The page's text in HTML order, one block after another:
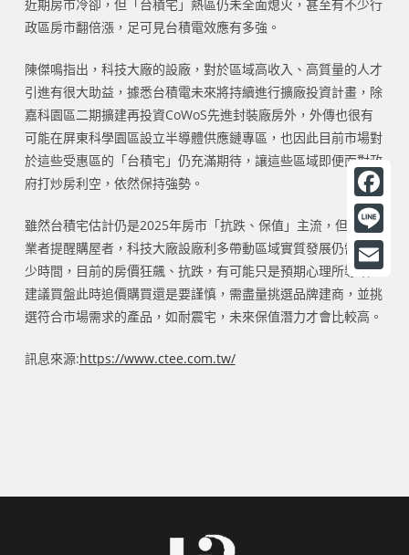
近期房市冷卻，但「台積宅」熱區仍未全面熄火，甚至有不少行
政區房市翻倍漲，足可見台積電效應有多強。
陳傑鳴指出，科技大廠的設廠，對於區域高收入、高質量的人才
引進有很大助益，據悉台積電未來將持續進行擴廠投資計畫，除
嘉科園區二期擴建再投資CoWoS先進封裝廠房外，外傳也很有
可能在屏東科學園區設立半導體供應鏈專區，也因此目前市場對
於這些受惠區的「台積宅」仍充滿期待，讓這些區域即便面對政
府打炒房利空，依然保持強勢。
雖然台積宅估計仍是2025年房市「抗跌、保值」主流，但房仲
業者提醒購屋者，科技大廠設廠利多帶動區域實質發展仍需要不
少時間，目前的房價狂飆、抗跌，有可能只是預期心理所導致，
建議買盤此時追價購買還是要謹慎，需盡量挑選品牌建商，並挑
選符合市場需求的產品，如耐震宅，未來保值潛力才會比較高。
訊息來源:https://www.ctee.com.tw/
F
a
c
e
b
L
n
m